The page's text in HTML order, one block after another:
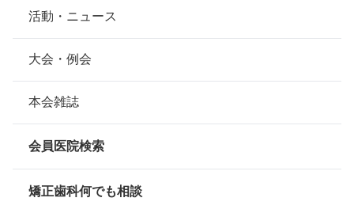
基本理念
組織について
本会の歴史
情報公開
安心して治療を受けていただくための「6つの指針」
安心できる矯正歯科治療契約のための「7つの提言」
矯正歯科治療について
活動・ニュース
大会・例会
本会雑誌
会員医院検索
矯正歯科何でも相談